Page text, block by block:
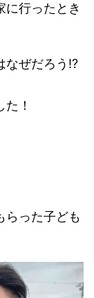
に行ったとき
なぜだろう!?
！
らった子ども